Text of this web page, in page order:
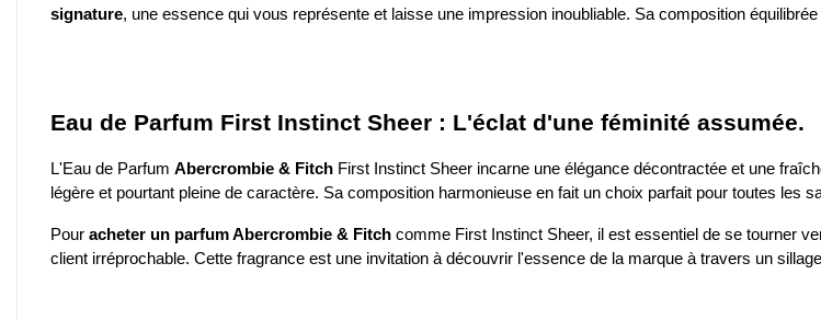
signature, une essence qui vous représente et laisse une impression inoubliable. Sa composition
Eau de Parfum First Instinct Sheer : L'éclat d'une féminité assumée.
L'Eau de Parfum Abercrombie & Fitch First Instinct Sheer incarne une élégance décontractée et une
légère et pourtant pleine de caractère. Sa composition harmonieuse en fait un choix parfait pour toutes les
Pour acheter un parfum Abercrombie & Fitch comme First Instinct Sheer, il est essentiel de se tourner
client irréprochable. Cette fragrance est une invitation à découvrir l'essence de la marque à travers un